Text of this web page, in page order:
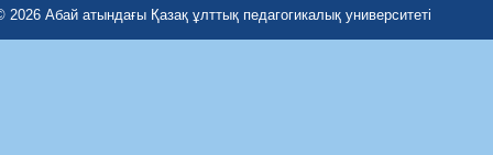
2026 Абай атындағы Қазақ ұлттық педагогикалық университеті